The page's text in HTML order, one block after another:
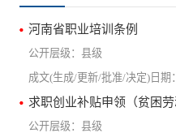
河南省职业培训条例
县级
求职创业补贴申领（贫困
县级